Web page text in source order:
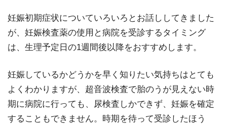
妊娠初期症状についていろいろとお話ししてきました
が、妊娠検査薬の使用と病院を受診するタイミング
は、生理予定日の1週間後以降をおすすめします。
妊娠しているかどうかを早く知りたい気持ちはとても
よくわかりますが、超音波検査で胎のうが見えない時
期に病院に行っても、尿検査しかできず、妊娠を確定
することもできません。時期を待って受診したほう